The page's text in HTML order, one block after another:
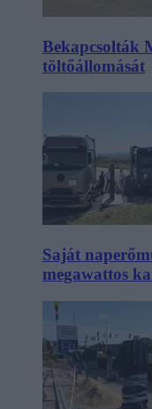
Bekapcsolták
töltőállomását
Saját
megawattos